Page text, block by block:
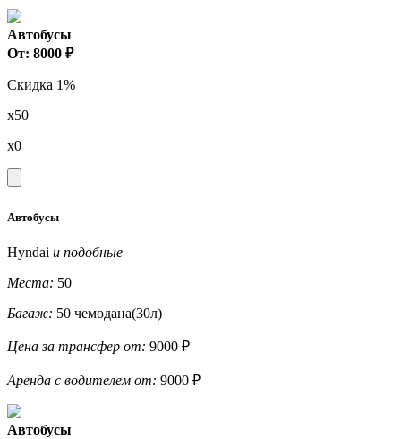
Автобусы
От: 8000 ₽
Скидка 1%
x50
x0
Автобусы
Hyndai и подобные
Места: 50
Багаж: 50 чемодана(30л)
Цена за трансфер от: 9000 ₽
Аренда с водителем от: 9000 ₽
Автобусы